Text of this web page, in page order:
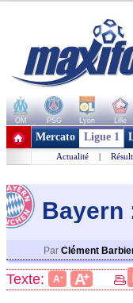
OM PSG Lyon Lille
+ de clubs
Mercato Ligue 1
Actualité |
Bayern
Par Clément
Texte: A- A+